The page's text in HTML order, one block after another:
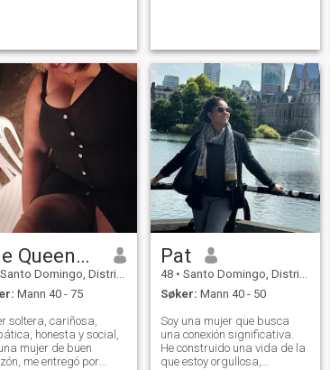
The Queen👑💋
Santo Domingo, Distrito Nacional, Den Dominikanske Rep.
Mann 40 - 75
soltera, cariñosa,
honesta y social,
mujer de buen
me entregó por
Pat
48 • Santo Domingo, Distrito Nacional, Den Dominikanske Rep.
Søker: Mann 40 - 50
Soy una mujer que busca
una conexión significativa.
He construido una vida de la
que estoy orgullosa,